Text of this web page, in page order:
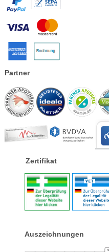
Partner
Zertifikat
Auszeichnungen